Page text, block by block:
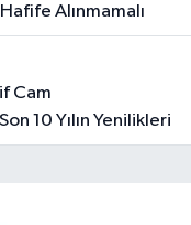
Alınmamalı
10 Yılın Yenilikleri